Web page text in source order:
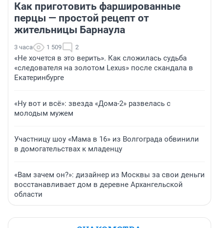
Как приготовить фаршированные
перцы — простой рецепт от
жительницы Барнаула
3 часа 1 509 2
«Не хочется в это верить». Как сложилась судьба
«следователя на золотом Lexus» после скандала в
Екатеринбурге
«Ну вот и всё»: звезда «Дома-2» развелась с
молодым мужем
Участницу шоу «Мама в 16» из Волгограда обвинили
в домогательствах к младенцу
«Вам зачем он?»: дизайнер из Москвы за свои деньги
восстанавливает дом в деревне Архангельской
области